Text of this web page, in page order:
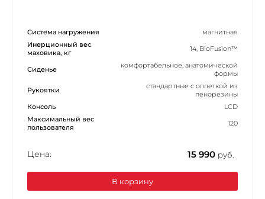
Система нагружения
магнитная
Инерционный вес
маховика, кг
14, BioFusion™
Сиденье
комфортабельное, анатомической
формы
Рукоятки
стандартные с оплеткой из
пенорезины
Консоль
LCD
Максимальный вес
пользователя
120
Цена: 15 990 руб.
В корзину